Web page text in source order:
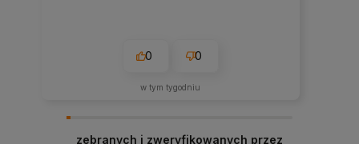
0 0
w tym miesiącu
zebranych i zweryfikowanych przez